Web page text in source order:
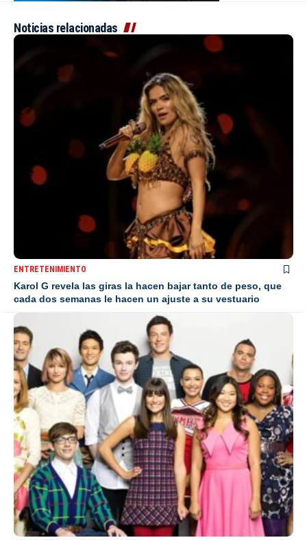
Noticias relacionadas
ENTRETENIMIENTO
Karol G revela las giras la hacen bajar tanto de peso, que
cada dos semanas le hacen un ajuste a su vestuario